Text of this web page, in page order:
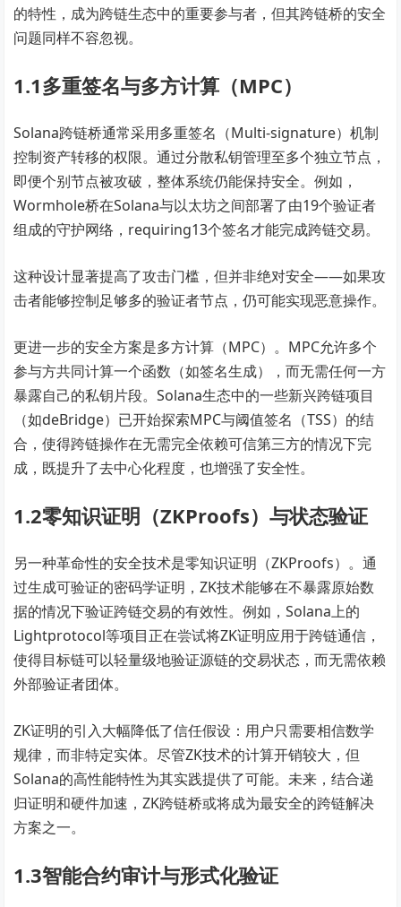
的特性，成为跨链生态中的重要参与者，但其跨链桥的安全
问题同样不容忽视。
1.1多重签名与多方计算（MPC）
Solana跨链桥通常采用多重签名（Multi-signature）机制
控制资产转移的权限。通过分散私钥管理至多个独立节点，
即便个别节点被攻破，整体系统仍能保持安全。例如，
Wormhole桥在Solana与以太坊之间部署了由19个验证者
组成的守护网络，requiring13个签名才能完成跨链交易。
这种设计显著提高了攻击门槛，但并非绝对安全——如果攻
击者能够控制足够多的验证者节点，仍可能实现恶意操作。
更进一步的安全方案是多方计算（MPC）。MPC允许多个
参与方共同计算一个函数（如签名生成），而无需任何一方
暴露自己的私钥片段。Solana生态中的一些新兴跨链项目
（如deBridge）已开始探索MPC与阈值签名（TSS）的结
合，使得跨链操作在无需完全依赖可信第三方的情况下完
成，既提升了去中心化程度，也增强了安全性。
1.2零知识证明（ZKProofs）与状态验证
另一种革命性的安全技术是零知识证明（ZKProofs）。通
过生成可验证的密码学证明，ZK技术能够在不暴露原始数
据的情况下验证跨链交易的有效性。例如，Solana上的
Lightprotocol等项目正在尝试将ZK证明应用于跨链通信，
使得目标链可以轻量级地验证源链的交易状态，而无需依赖
外部验证者团体。
ZK证明的引入大幅降低了信任假设：用户只需要相信数学
规律，而非特定实体。尽管ZK技术的计算开销较大，但
Solana的高性能特性为其实践提供了可能。未来，结合递
归证明和硬件加速，ZK跨链桥或将成为最安全的跨链解决
方案之一。
1.3智能合约审计与形式化验证